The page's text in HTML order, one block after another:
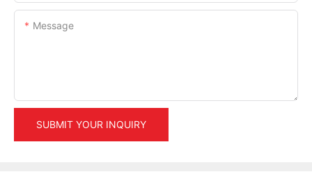
Message
SUBMIT YOUR INQUIRY